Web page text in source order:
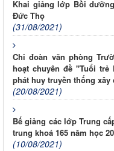
Khai giảng lớp Bồi
Đức Thọ
(31/08/2021)
Chi đoàn văn phòng
hoạt chuyên đề "Tuổi
phát huy truyền thống
(20/08/2021)
Bế giảng các lớp Trung
trung khoá 165 năm học
(10/08/2021)